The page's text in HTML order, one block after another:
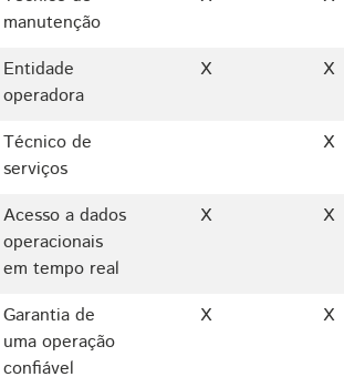
manutenção
Entidade
operadora
X X
Técnico de
serviços
X
Acesso a dados
operacionais
em tempo real
X X
Garantia de
uma operação
confiável
X X